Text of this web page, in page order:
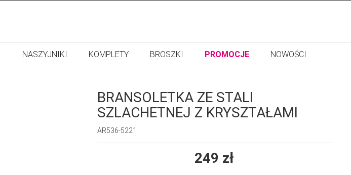
NASZYJNIKI KOMPLETY BROSZKI PROMOCJE NOWOŚCI
BRANSOLETKA ZE STALI
SZLACHETNEJ Z KRYSZTAŁAMI
AR536-5221
249 zł